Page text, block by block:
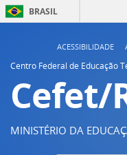
BRASIL
ACESSIBILIDADE
Centro Federal de Educação
Cefet/
MINISTÉRIO DA